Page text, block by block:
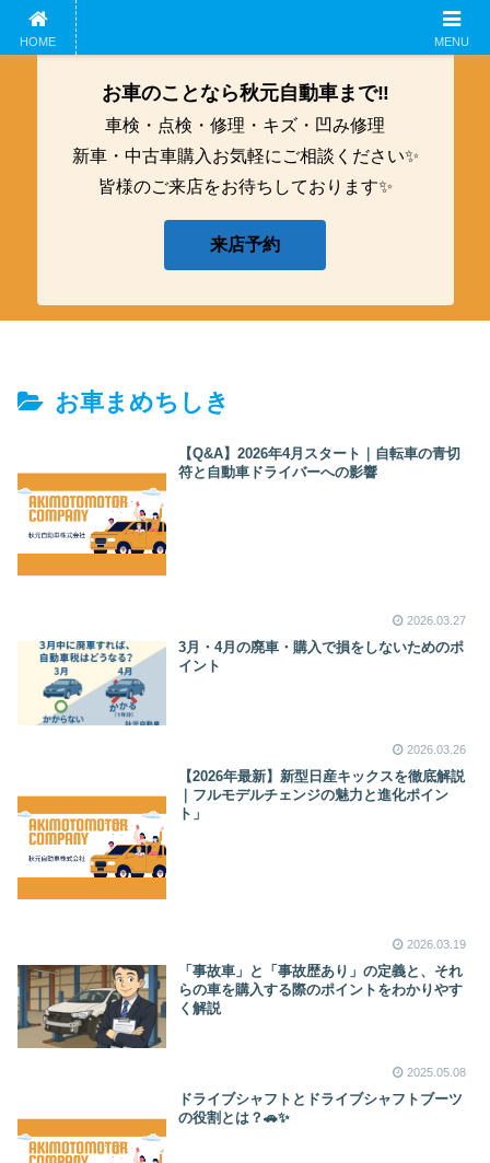
ホーム アクセス
お車のことなら秋元自動車まで‼️
車検・点検・修理・キズ・凹み修理
新車・中古車購入お気軽にご相談ください✨
皆様のご来店をお待ちしております✨
来店予約
お車まめちしき
【Q&A】2026年4月スタート｜自転車の青切
符と自動車ドライバーへの影響
2026.03.27
3月・4月の廃車・購入で損をしないためのポ
イント
2026.03.26
【2026年最新】新型日産キックスを徹底解説
｜フルモデルチェンジの魅力と進化ポイン
ト」
2026.03.19
「事故車」と「事故歴あり」の定義と、それ
らの車を購入する際のポイントをわかりやす
く解説
2025.05.08
ドライブシャフトとドライブシャフトブーツ
の役割とは？🚗✨
HOME MENU